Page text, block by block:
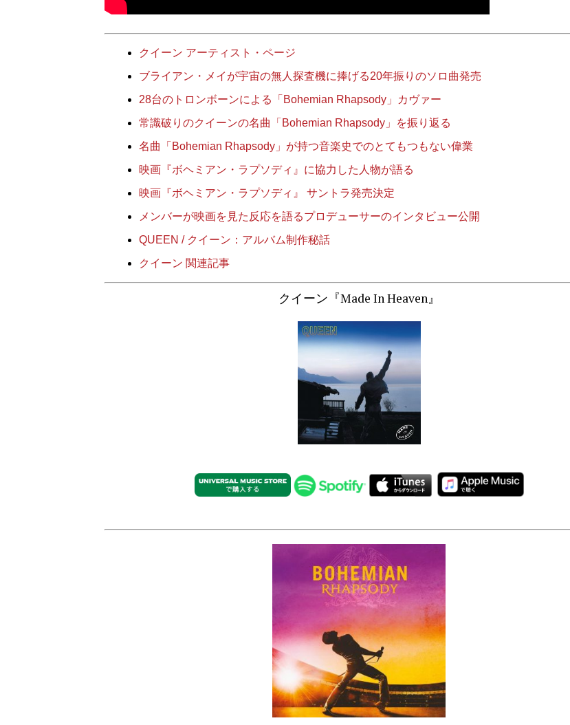
クイーン アーティスト・ページ
ブライアン・メイが宇宙の無人探査機に捧げる20年振りのソロ曲発売
28台のトロンボーンによる「Bohemian Rhapsody」カヴァー
常識破りのクイーンの名曲「Bohemian Rhapsody」を振り返る
名曲「Bohemian Rhapsody」が持つ音楽史でのとてもつもない偉業
映画『ボヘミアン・ラプソディ』に協力した人物が語る
映画『ボヘミアン・ラプソディ』 サントラ発売決定
メンバーが映画を見た反応を語るプロデューサーのインタビュー公開
QUEEN / クイーン：アルバム制作秘話
クイーン 関連記事
クイーン『Made In Heaven』